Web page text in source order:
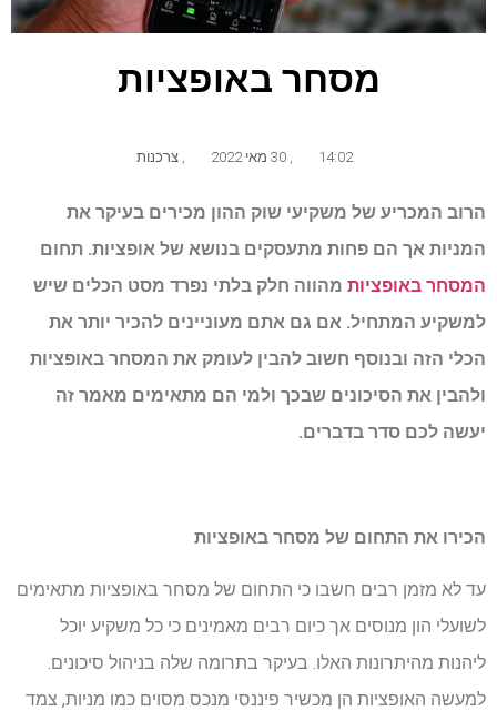
מסחר באופציות
14:02 30 מאי 2022 צרכנות
הרוב המכריע של משקיעי שוק ההון מכירים בעיקר את
המניות אך הם פחות מתעסקים בנושא של אופציות. תחום
המסחר באופציות מהווה חלק בלתי נפרד מסט הכלים שיש
למשקיע המתחיל. אם גם אתם מעוניינים להכיר יותר את
הכלי הזה ובנוסף חשוב להבין לעומק את המסחר באופציות
ולהבין את הסיכונים שבכך ולמי הם מתאימים מאמר זה
יעשה לכם סדר בדברים.
הכירו את התחום של מסחר באופציות
עד לא מזמן רבים חשבו כי התחום של מסחר באופציות מתאימים
לשועלי הון מנוסים אך כיום רבים מאמינים כי כל משקיע יוכל
ליהנות מהיתרונות האלו. בעיקר בתרומה שלה בניהול סיכונים.
למעשה האופציות הן מכשיר פיננסי מנכס מסוים כמו מניות, צמד